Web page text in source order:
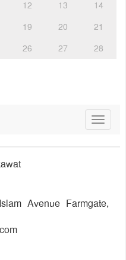
12 13
14
19 20
21
26 27
28
Toggle
Avenue Farmgate,